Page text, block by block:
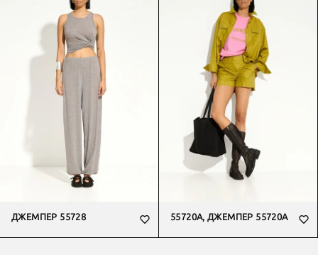
ДЖЕМПЕР 55728 55720А, ДЖЕМПЕР 55720А